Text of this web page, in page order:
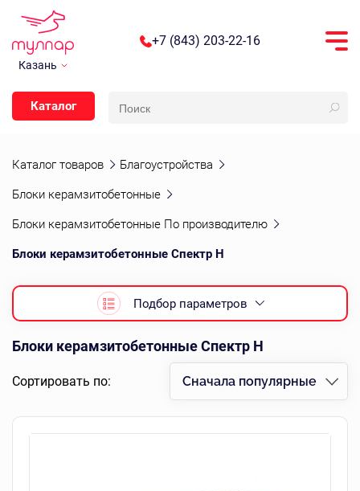
Казань
+7 (843) 203-22-16
Каталог
Каталог товаров Благоустройства
Блоки керамзитобетонные
Блоки керамзитобетонные По производителю
Блоки керамзитобетонные Спектр Н
Подбор параметров
Блоки керамзитобетонные Спектр Н
Сортировать по: Сначала популярные